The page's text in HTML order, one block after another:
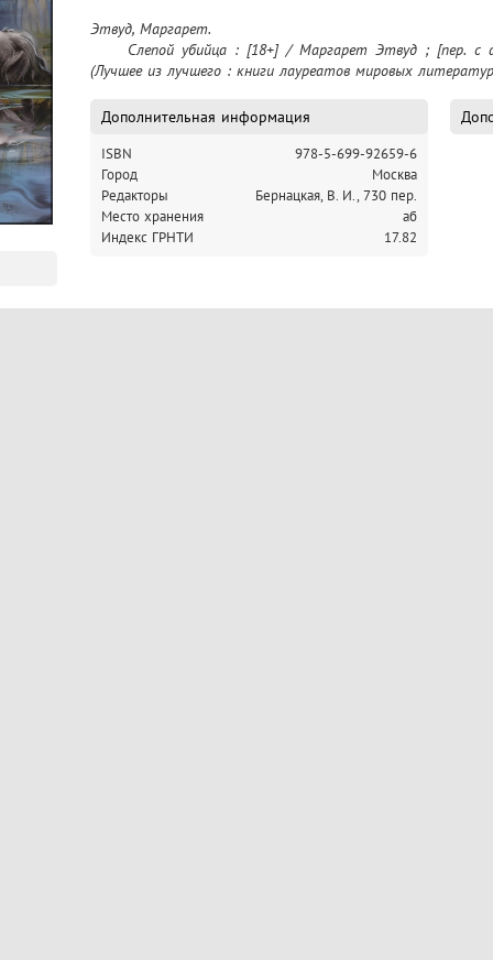
Этвуд, Маргарет.
(Лучшее из лучшего : книги лауреатов мировых
Дополнительная информация
ISBN
978-5-699-92659-6
Город
Москва
Редакторы
Бернацкая, В. И., 730 пер.
Место хранения
аб
Индекс ГРНТИ
17.82